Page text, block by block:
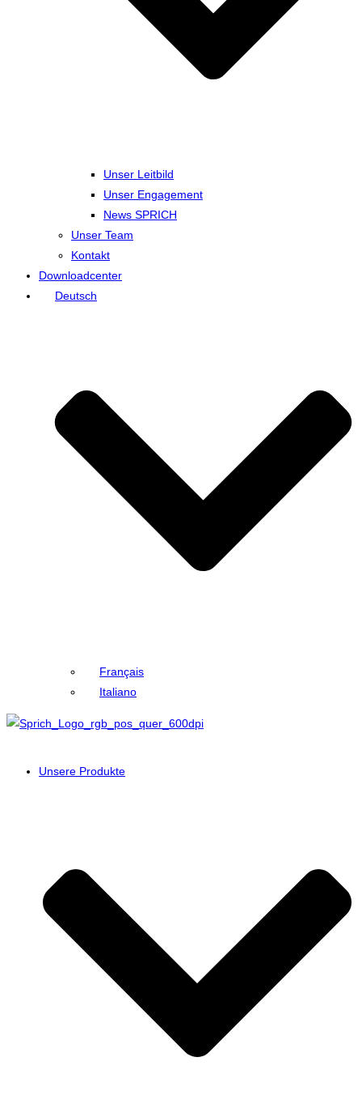
Unser Leitbild
Unser Engagement
News SPRICH
Unser Team
Kontakt
Downloadcenter
Deutsch
Français
Italiano
Unsere Produkte